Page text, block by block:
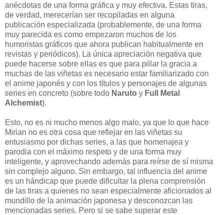
anécdotas de una forma gráfica y muy efectiva. Estas tiras,
de verdad, merecerían ser recopiladas en alguna
publicación especializada (probablemente, de una forma
muy parecida es como empezaron muchos de los
humoristas gráficos que ahora publican habitualmente en
revistas y periódicos). La única apreciación negativa que
puede hacerse sobre ellas es que para pillar la gracia a
muchas de las viñetas es necesario estar familiarizado con
el anime japonés y con los títulos y personajes de algunas
series en concreto (sobre todo Naruto y Full Metal
Alchemist).
Esto, no es ni mucho menos algo malo, ya que lo que hace
Mirian no es otra cosa que reflejar en las viñetas su
entusiasmo por dichas series, a las que homenajea y
parodia con el máximo respeto y de una forma muy
inteligente, y aprovechando además para reírse de sí misma
sin complejo alguno. Sin embargo, tal influencia del anime
es un hándicap que puede dificultar la plena comprensión
de las tiras a quienes no sean especialmente aficionados al
mundillo de la animación japonesa y desconozcan las
mencionadas series. Pero si se sabe superar este